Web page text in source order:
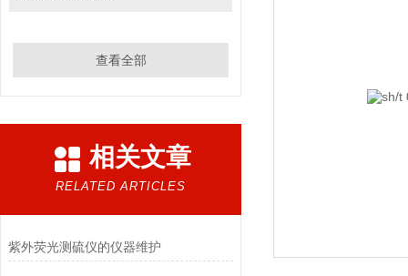
查看全部
相关文章
RELATED ARTICLES
紫外荧光测硫仪的仪器维护